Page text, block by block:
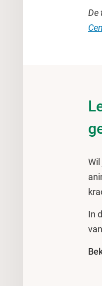
De
In